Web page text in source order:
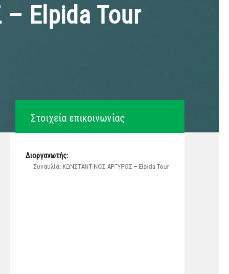
Elpida Tour
Στοιχεία επικοινωνίας
Διοργανωτής:
Συναυλία: ΚΩΝΣΤΑΝΤΙΝΟΣ ΑΡΓΥΡΟΣ – Elpida Tour